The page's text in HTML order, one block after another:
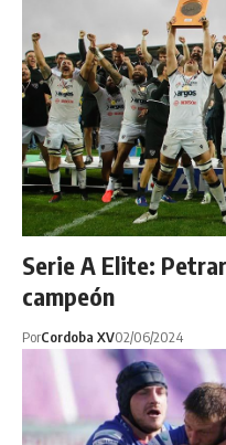
Serie A Elite:
campeón
PorCordoba XV02/06/2024